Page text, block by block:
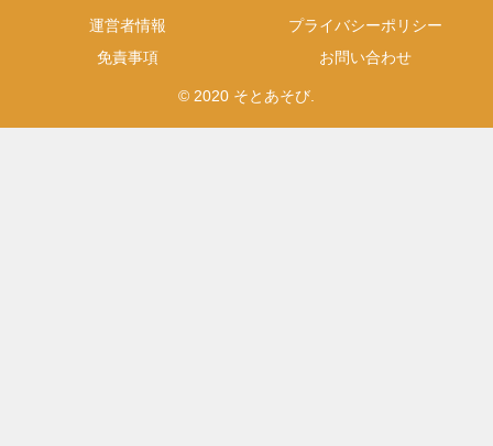
運営者情報
プライバシーポリシー
免責事項
お問い合わせ
© 2020 そとあそび.